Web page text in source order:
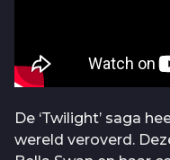
De ‘Twilight’ saga
wereld veroverd.